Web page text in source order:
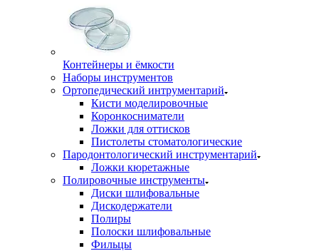
Контейнеры и ёмкости
Наборы инструментов
Ортопедический интрументарий
Кисти моделировочные
Коронкосниматели
Ложки для оттисков
Пистолеты стоматологические
Пародонтологический инструментарий
Ложки кюретажные
Полировочные инструменты
Диски шлифовальные
Дискодержатели
Полиры
Полоски шлифовальные
Фильцы